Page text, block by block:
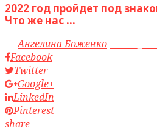
2022 год пройдет под
Что же нас ...
byАнгелина Боженко
Facebook
Twitter
Google+
LinkedIn
Pinterest
share